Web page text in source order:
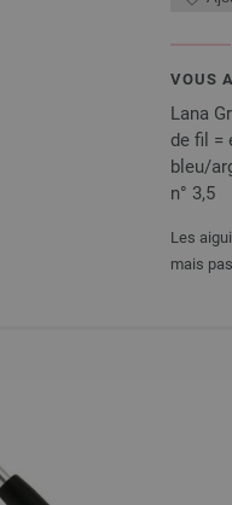
VOUS
Lana
de fil =
bleu/
n° 3,5
Les
mais